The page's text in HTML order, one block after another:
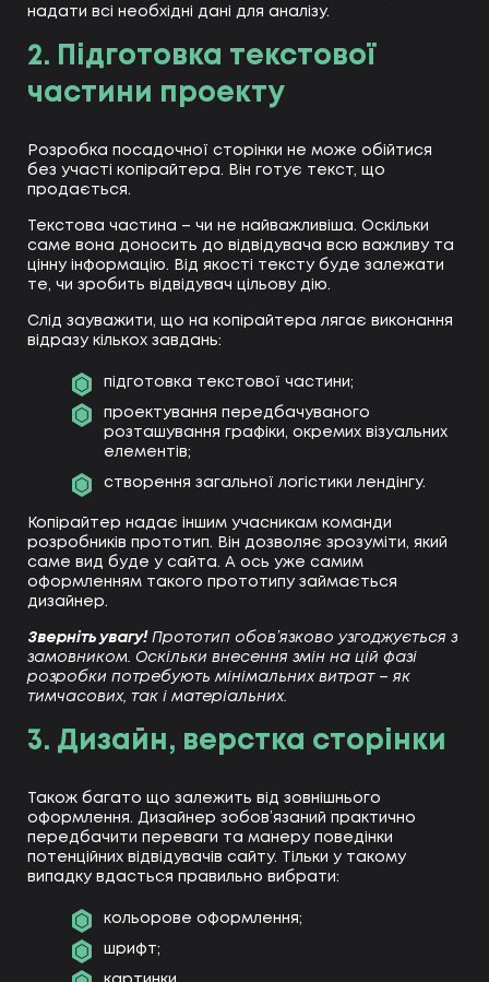
надати всі необхідні дані для аналізу.
2. Підготовка текстової
частини проекту
Розробка посадочної сторінки не може обійтися
без участі копірайтера. Він готує текст, що
продається.
Текстова частина – чи не найважливіша. Оскільки
саме вона доносить до відвідувача всю важливу та
цінну інформацію. Від якості тексту буде залежати
те, чи зробить відвідувач цільову дію.
Слід зауважити, що на копірайтера лягає виконання
відразу кількох завдань:
підготовка текстової частини;
проектування передбачуваного
розташування графіки, окремих візуальних
елементів;
створення загальної логістики лендінгу.
Копірайтер надає іншим учасникам команди
розробників прототип. Він дозволяє зрозуміти, який
саме вид буде у сайта. А ось уже самим
оформленням такого прототипу займається
дизайнер.
Зверніть увагу! Прототип обов’язково узгоджується з
замовником. Оскільки внесення змін на цій фазі
розробки потребують мінімальних витрат – як
тимчасових, так і матеріальних.
3. Дизайн, верстка сторінки
Також багато що залежить від зовнішнього
оформлення. Дизайнер зобов’язаний практично
передбачити переваги та манеру поведінки
потенційних відвідувачів сайту. Тільки у такому
випадку вдасться правильно вибрати:
кольорове оформлення;
шрифт;